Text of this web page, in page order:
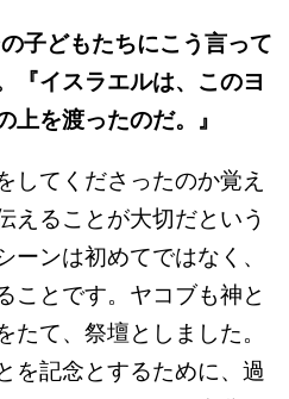
子どもたちにこう言って
『イスラエルは、このヨ
上を渡ったのだ。』
してくださったのか覚え
えることが大切だという
ーンは初めてではなく、
ことです。ヤコブも神と
たて、祭壇としました。
を記念とするために、過